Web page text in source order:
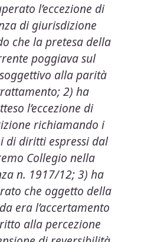
l’eccezione di
di giurisdizione
che la pretesa della
poggiava sul
alla parità
2) ha
l’eccezione di
richiamando i
di diritti espressi dal
Collegio nella
n. 1917/12; 3) ha
che oggetto della
era l’accertamento
alla percezione